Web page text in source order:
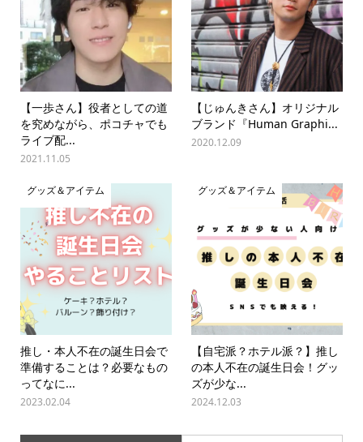
【一歩さん】役者としての道
を究めながら、ポコチャでも
ライブ配...
2021.11.05
【じゅんきさん】オリジナル
ブランド『Human Graphi...
2020.12.09
グッズ＆アイテム
推し・本人不在の誕生日会で
準備することは？必要なもの
ってなに...
2023.02.04
グッズ＆アイテム
【自宅派？ホテル派？】推し
の本人不在の誕生日会！グッ
ズが少な...
2024.12.03